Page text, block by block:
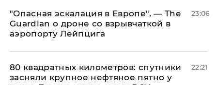
"Опасная эскалация в Европе", — The
Guardian о дроне со взрывчаткой в
аэропорту Лейпцига
23:06
80 квадратных километров: спутники
засняли крупное нефтяное пятно у
22:21